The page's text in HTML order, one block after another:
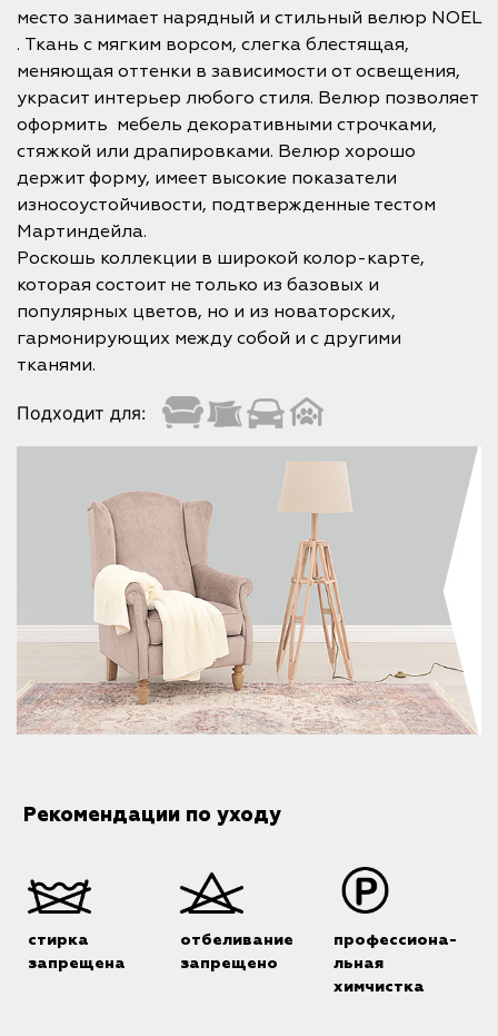
место занимает нарядный и стильный велюр NOEL
. Ткань с мягким ворсом, слегка блестящая,
меняющая оттенки в зависимости от освещения,
украсит интерьер любого стиля. Велюр позволяет
оформить мебель декоративными строчками,
стяжкой или драпировками. Велюр хорошо
держит форму, имеет высокие показатели
износоустойчивости, подтвержденные тестом
Мартиндейла.
Роскошь коллекции в широкой колор-карте,
которая состоит не только из базовых и
популярных цветов, но и из новаторских,
гармонирующих между собой и с другими
тканями.
Подходит для:
Рекомендации по уходу
стирка
запрещена
отбеливание
запрещено
профессиона-
льная
химчистка